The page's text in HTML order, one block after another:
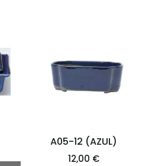
A05-12 (AZUL)
12,00 €